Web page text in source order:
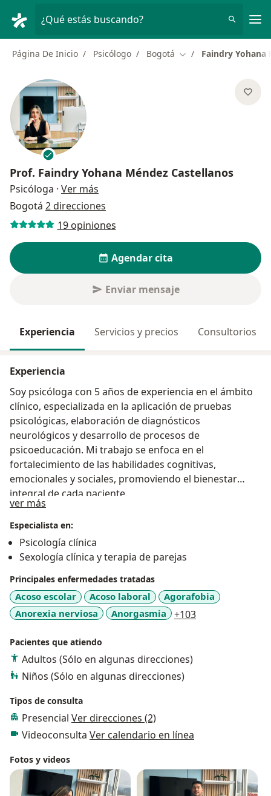
¿Qué estás buscando?
Página De Inicio Psicólogo Bogotá Cambiar de ciudad
Faindry Yohana
Prof. Faindry Yohana Méndez Castellanos
Psicóloga · Ver más
Bogotá 2 direcciones
19 opiniones
Agendar cita
Enviar mensaje
Experiencia Servicios y precios Consultorios
Experiencia
Soy psicóloga con 5 años de experiencia en el ámbito
clínico, especializada en la aplicación de pruebas
psicológicas, elaboración de diagnósticos
neurológicos y desarrollo de procesos de
psicoeducación. Mi trabajo se enfoca en el
fortalecimiento de las habilidades cognitivas,
emocionales y sociales, promoviendo el bienestar
integral de cada paciente.
ver más
Especialista en:
Psicología clínica
Sexología clínica y terapia de parejas
Principales enfermedades tratadas
Acoso escolar Acoso laboral
Agorafobia
Anorexia nerviosa
Anorgasmia +103
Pacientes que atiendo
Adultos (Sólo en algunas direcciones)
Niños (Sólo en algunas direcciones)
Tipos de consulta
Presencial Ver direcciones (2)
Videoconsulta Ver calendario en línea
Fotos y videos